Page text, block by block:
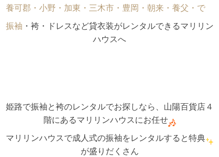
養可郡・小野・加東・三木市・豊岡・朝来・養父・で゙
振袖 ・袴・ドレスなど貸衣装がレンタルできるマリリン
ハウスへ
姫路で振袖と袴のレンタルでお探しなら、山陽百貨店４
階にあるマリリンハウスにお任せ
マリリンハウスで成人式の振袖をレンタルすると特典
が盛りだくさん